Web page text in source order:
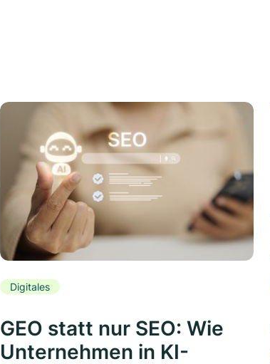
Digitales
GEO statt nur SEO: Wie
Unternehmen in KI-